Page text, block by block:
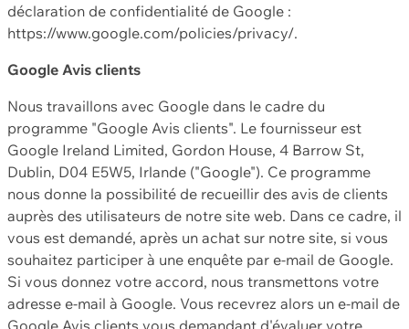
déclaration de confidentialité de Google :
https://www.google.com/policies/privacy/.
Google Avis clients
Nous travaillons avec Google dans le cadre du
programme "Google Avis clients". Le fournisseur est
Google Ireland Limited, Gordon House, 4 Barrow St,
Dublin, D04 E5W5, Irlande ("Google"). Ce programme
nous donne la possibilité de recueillir des avis de clients
auprès des utilisateurs de notre site web. Dans ce cadre, il
vous est demandé, après un achat sur notre site, si vous
souhaitez participer à une enquête par e-mail de Google.
Si vous donnez votre accord, nous transmettons votre
adresse e-mail à Google. Vous recevrez alors un e-mail de